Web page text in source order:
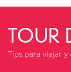
TOUR
Tips para viajar